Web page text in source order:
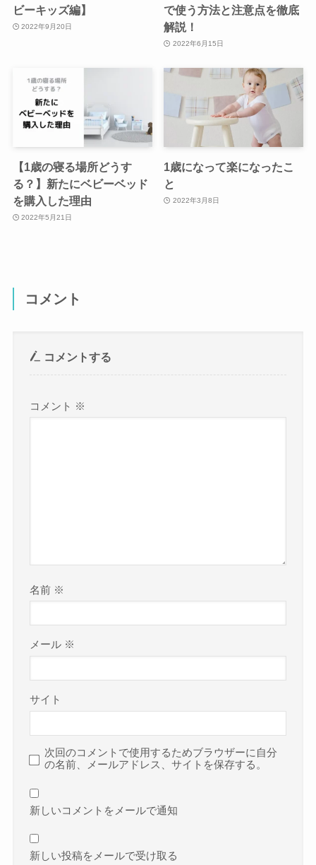
ビーキッズ編】
2022年9月20日
で使う方法と注意点を徹底
解説！
2022年6月15日
【1歳の寝る場所どうす
る？】新たにベビーベッド
を購入した理由
2022年5月21日
1歳になって楽になったこ
と
2022年3月8日
コメント
コメントする
コメント ※
名前 ※
メール ※
サイト
次回のコメントで使用するためブラウザーに自分
の名前、メールアドレス、サイトを保存する。
新しいコメントをメールで通知
新しい投稿をメールで受け取る